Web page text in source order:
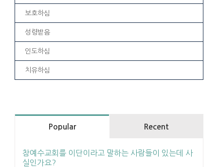
보호하심
성령받음
인도하심
치유하심
Popular Recent
참예수교회를 이단이라고 말하는 사람들이 있는데 사
실인가요?